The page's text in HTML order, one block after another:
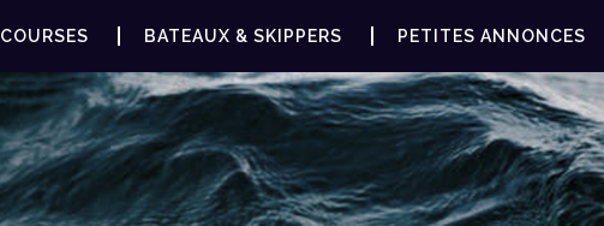
COURSES BATEAUX & SKIPPERS PETITES ANNONCES